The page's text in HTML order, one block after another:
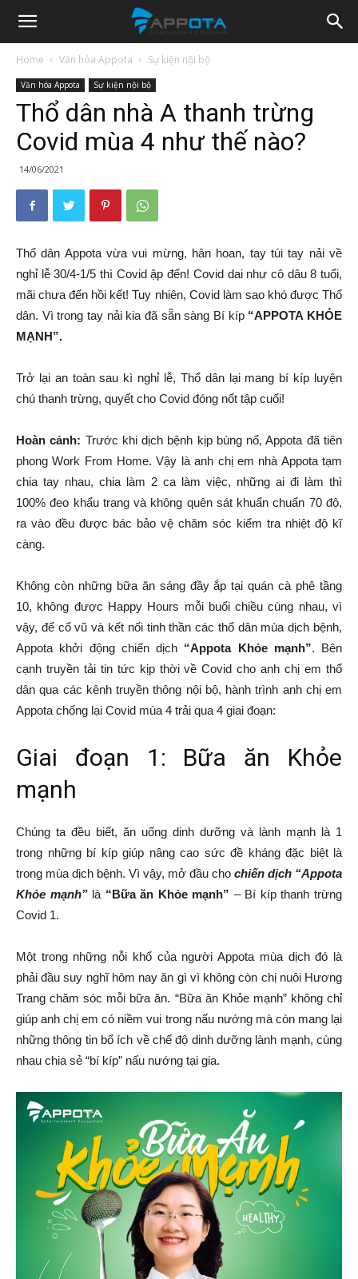
Appota
News
Home Văn hóa Appota Sự kiện nội bộ
Văn hóa Appota Sự kiện nội bộ
Thổ dân nhà A thanh trừng
Covid mùa 4 như thế nào?
14/06/2021
Thổ dân Appota vừa vui mừng, hân hoan, tay túi tay nải về
nghỉ lễ 30/4-1/5 thì Covid ập đến! Covid dai như cô dâu 8 tuổi,
mãi chưa đến hồi kết! Tuy nhiên, Covid làm sao khó được Thổ
dân. Vì trong tay nải kia đã sẵn sàng Bí kíp “APPOTA KHỎE
MẠNH”.
Trở lại an toàn sau kì nghỉ lễ, Thổ dân lại mang bí kíp luyện
chú thanh trừng, quyết cho Covid đóng nốt tập cuối!
Hoàn cảnh: Trước khi dịch bệnh kịp bùng nổ, Appota đã tiên
phong Work From Home. Vậy là anh chị em nhà Appota tạm
chia tay nhau, chia làm 2 ca làm việc, những ai đi làm thì
100% đeo khẩu trang và không quên sát khuẩn chuẩn 70 độ,
ra vào đều được bác bảo vệ chăm sóc kiểm tra nhiệt độ kĩ
càng.
Không còn những bữa ăn sáng đầy ắp tại quán cà phê tầng
10, không được Happy Hours mỗi buổi chiều cùng nhau, vì
vậy, để cổ vũ và kết nối tinh thần các thổ dân mùa dịch bệnh,
Appota khởi động chiến dịch “Appota Khỏe mạnh”. Bên
cạnh truyền tải tin tức kịp thời về Covid cho anh chị em thổ
dân qua các kênh truyền thông nội bộ, hành trình anh chị em
Appota chống lại Covid mùa 4 trải qua 4 giai đoạn:
Giai đoạn 1: Bữa ăn Khỏe
mạnh
Chúng ta đều biết, ăn uống dinh dưỡng và lành mạnh là 1
trong những bí kíp giúp nâng cao sức đề kháng đặc biệt là
trong mùa dịch bệnh. Vì vậy, mở đầu cho chiến dịch “Appota
Khỏe mạnh”là “Bữa ăn Khỏe mạnh” – Bí kíp thanh trừng
Covid 1.
Một trong những nỗi khổ của người Appota mùa dịch đó là
phải đầu suy nghĩ hôm nay ăn gì vì không còn chị nuôi Hương
Trang chăm sóc mỗi bữa ăn. “Bữa ăn Khỏe mạnh” không chỉ
giúp anh chị em có niềm vui trong nấu nướng mà còn mang lại
những thông tin bổ ích về chế độ dinh dưỡng lành mạnh, cùng
nhau chia sẻ “bí kíp” nấu nướng tại gia.